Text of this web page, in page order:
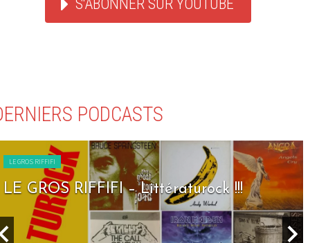
S'ABONNER SUR YOUTUBE
PODCASTS
LE GROS RIFFIFI
LE GROS RIFFIFI – Seven Days To Rock !!!